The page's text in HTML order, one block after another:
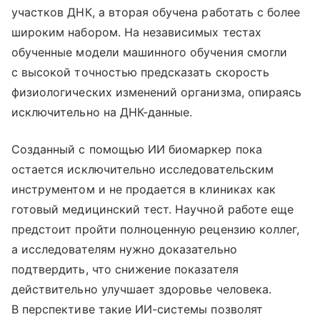
участков ДНК, а вторая обучена работать с более
широким набором. На независимых тестах
обученные модели машинного обучения смогли
с высокой точностью предсказать скорость
физиологических изменений организма, опираясь
исключительно на ДНК-данные.
Созданный с помощью ИИ биомаркер пока
остается исключительно исследовательским
инструментом и не продается в клиниках как
готовый медицинский тест. Научной работе еще
предстоит пройти полноценную рецензию коллег,
а исследователям нужно доказательно
подтвердить, что снижение показателя
действительно улучшает здоровье человека.
В перспективе такие ИИ-системы позволят